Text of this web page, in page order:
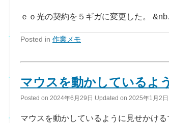
ｅｏ光の契約を５ギガに変更した。
Posted in 作業メモ
マウスを動かしているよ
Posted on 2024年6月29日 Updated on 2025年1月2日
マウスを動かしているように見せかけ